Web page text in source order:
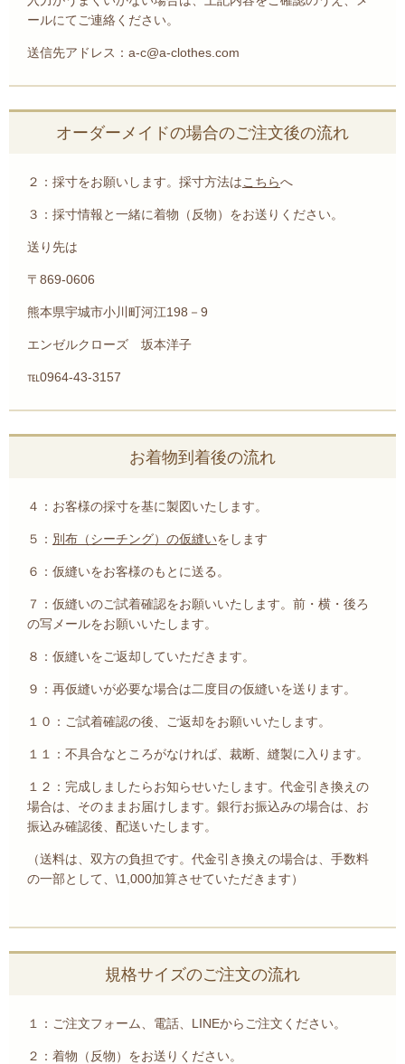
ールにてご連絡ください。
送信先アドレス：a-c@a-clothes.com
オーダーメイドの場合のご注文後の流れ
２：採寸をお願いします。採寸方法はこちらへ
３：採寸情報と一緒に着物（反物）をお送りください。
送り先は
〒869-0606
熊本県宇城市小川町河江198－9
エンゼルクローズ 坂本洋子
℡0964-43-3157
お着物到着後の流れ
４：お客様の採寸を基に製図いたします。
５： 別布（シーチング）の仮縫いをします
６：仮縫いをお客様のもとに送る。
７：仮縫いのご試着確認をお願いいたします。前・横・後ろ
の写メールをお願いいたします。
８：仮縫いをご返却していただきます。
９：再仮縫いが必要な場合は二度目の仮縫いを送ります。
１０：ご試着確認の後、ご返却をお願いいたします。
１１：不具合なところがなければ、裁断、縫製に入ります。
１２：完成しましたらお知らせいたします。代金引き換えの
場合は、そのままお届けします。銀行お振込みの場合は、お
振込み確認後、配送いたします。
（送料は、双方の負担です。代金引き換えの場合は、手数料
の一部として、\1,000加算させていただきます）
規格サイズのご注文の流れ
１：ご注文フォーム、電話、LINEからご注文ください。
２：着物（反物）をお送りください。